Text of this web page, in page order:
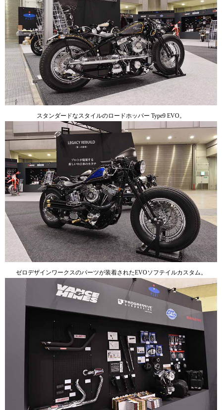
スタンダードなスタイルのロードホッパー Type9 EVO。
ゼロデザインワークスのパーツが装着されたEVOソフテイルカスタム。